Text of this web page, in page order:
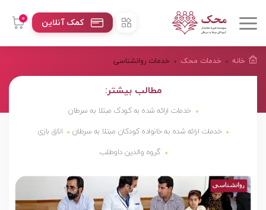
0 کمک آنلاین
خانه خدمات محک خدمات روانشناسی
مطالب بیشتر:
خدمات ارائه شده به کودک مبتلا به سرطان
خدمات ارائه شده به خانواده کودکان مبتلا به سرطان
اتاق بازی
گروه والدین داوطلب